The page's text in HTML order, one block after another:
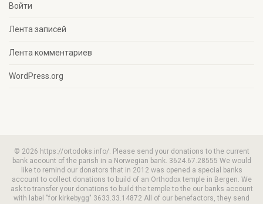
Войти
Лента записей
Лента комментариев
WordPress.org
© 2026 https://ortodoks.info/. Please send your donations to the current
bank account of the parish in a Norwegian bank. 3624.67.28555 We would
like to remind our donators that in 2012 was opened a special banks
account to collect donations to build of an Orthodox temple in Bergen. We
ask to transfer your donations to build the temple to the our banks account
with label "for kirkebygg" 3633.33.14872 All of our benefactors, they send